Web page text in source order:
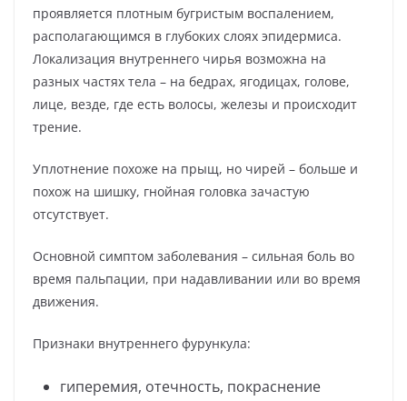
проявляется плотным бугристым воспалением,
располагающимся в глубоких слоях эпидермиса.
Локализация внутреннего чирья возможна на
разных частях тела – на бедрах, ягодицах, голове,
лице, везде, где есть волосы, железы и происходит
трение.
Уплотнение похоже на прыщ, но чирей – больше и
похож на шишку, гнойная головка зачастую
отсутствует.
Основной симптом заболевания – сильная боль во
время пальпации, при надавливании или во время
движения.
Признаки внутреннего фурункула:
гиперемия, отечность, покраснение